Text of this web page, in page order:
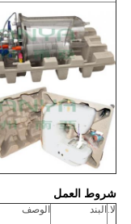
شروط العمل
لا. البند
الوصف